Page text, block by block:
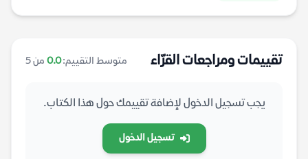
تقييمات ومراجعات القرّاء متوسط التقييم:0.0 من 5
يجب تسجيل الدخول لإضافة تقييمك حول هذا الكتاب.
تسجيل الدخول